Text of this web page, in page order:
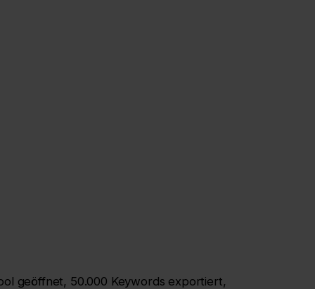
geöffnet, 50.000 Keywords exportiert,